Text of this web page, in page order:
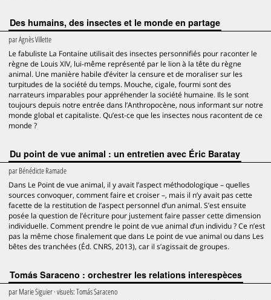
Des humains, des insectes et le monde en partage
parAgnès Villette
Le fabuliste La Fontaine utilisait des insectes personnifiés pour raconter le
règne de Louis XIV, lui-même représenté par le lion à la tête du règne
animal. Une manière habile d’éviter la censure et de moraliser sur les
turpitudes de la société du temps. Mouche, cigale, fourmi sont des
narrateurs imparables pour appréhender la société humaine. Ils le sont
toujours depuis notre entrée dans l’Anthropocène, nous informant sur notre
monde global et capitaliste. Qu’est-ce que les insectes nous racontent de ce
monde ?
Du point de vue animal : un entretien avec Éric Baratay
parBénédicte Ramade
Dans Le Point de vue animal, il y avait l’aspect méthodologique – quelles
sources convoquer, comment faire et croiser –, mais il n’y avait pas cette
facette de la restitution de l’aspect personnel d’un animal. S’est ensuite
posée la question de l’écriture pour justement faire passer cette dimension
individuelle. Comment prendre le point de vue animal d’un individu ? Ce n’est
pas la même chose finalement que dans Le point de vue animal ou dans Les
bêtes des tranchées (Éd. CNRS, 2013), car il s’agissait de groupes.
Tomás Saraceno : orchestrer les relations interespèces
parMarie Siguier· visuels:Tomás Saraceno